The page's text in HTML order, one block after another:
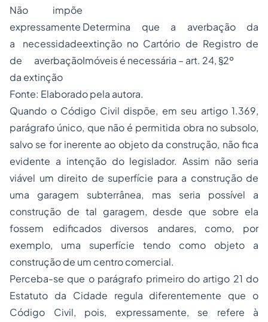
Não impõe
expressamente
a necessidade
de averbação
da extinção
Determina que a averbação da
extinção no Cartório de Registro de
Imóveis é necessária – art. 24, §2º
Fonte: Elaborado pela autora.
Quando o Código Civil dispõe, em seu artigo 1.369,
parágrafo único, que não é permitida obra no subsolo,
salvo se for inerente ao objeto da construção, não fica
evidente a intenção do legislador. Assim não seria
viável um direito de superfície para a construção de
uma garagem subterrânea, mas seria possível a
construção de tal garagem, desde que sobre ela
fossem edificados diversos andares, como, por
exemplo, uma superfície tendo como objeto a
construção de um centro comercial.
Perceba-se que o parágrafo primeiro do artigo 21 do
Estatuto da Cidade regula diferentemente que o
Código Civil, pois, expressamente, se refere à